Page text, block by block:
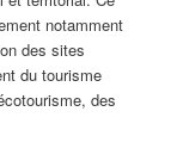
notamment
des sites
du tourisme
des